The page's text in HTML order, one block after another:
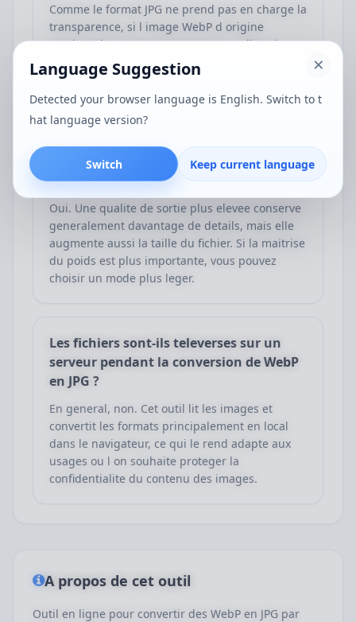
Comme le format JPG ne prend pas en charge la
transparence, si l image WebP d origine
contient des zones transparentes, celles-ci
doivent etre remplies avec une couleur de fond
pendant la conversion afin d eviter des
resultats inattendus.
La qualite de sortie influence-t-elle la
nettete ?
Oui. Une qualite de sortie plus elevee conserve
generalement davantage de details, mais elle
augmente aussi la taille du fichier. Si la maitrise
du poids est plus importante, vous pouvez
choisir un mode plus leger.
Les fichiers sont-ils televerses sur un
serveur pendant la conversion de WebP
en JPG ?
En general, non. Cet outil lit les images et
convertit les formats principalement en local
dans le navigateur, ce qui le rend adapte aux
usages ou l on souhaite proteger la
confidentialite du contenu des images.
A propos de cet outil
Outil en ligne pour convertir des WebP en JPG par
Language Suggestion
Detected your browser language is English. Switch to t
hat language version?
Switch Keep current language